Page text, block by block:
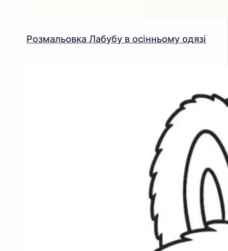
Розмальовка Лабубу в осінньому одязі